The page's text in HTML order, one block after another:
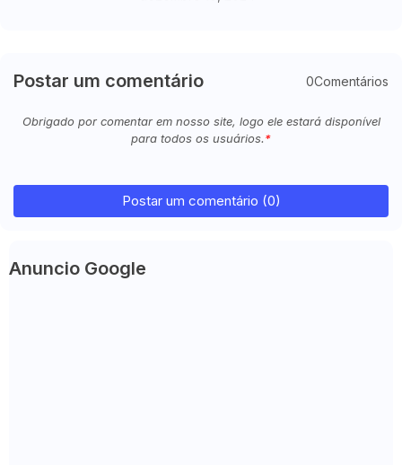
Postar um comentário 0Comentários
Obrigado por comentar em nosso site, logo ele estará disponível
para todos os usuários.
Postar um comentário (0)
Anuncio Google